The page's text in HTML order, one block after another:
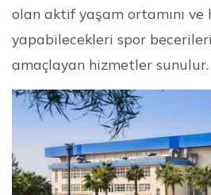
olan aktif yaşam ortamını ve
yapabilecekleri spor
amaçlayan hizmetler sunulur.